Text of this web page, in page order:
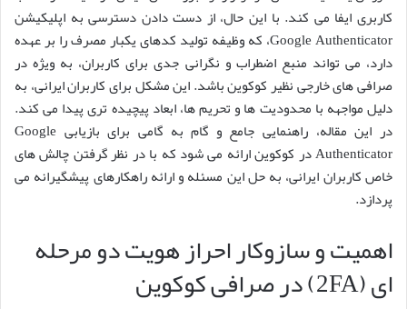
کاربری ایفا می کند. با این حال، از دست دادن دسترسی به اپلیکیشن
Google Authenticator، که وظیفه تولید کدهای یکبار مصرف را بر عهده
دارد، می تواند منبع اضطراب و نگرانی جدی برای کاربران، به ویژه در
صرافی های خارجی نظیر کوکوین باشد. این مشکل برای کاربران ایرانی، به
دلیل مواجهه با محدودیت ها و تحریم ها، ابعاد پیچیده تری پیدا می کند.
در این مقاله، راهنمایی جامع و گام به گامی برای بازیابی Google
Authenticator در کوکوین ارائه می شود که با در نظر گرفتن چالش های
خاص کاربران ایرانی، به حل این مسئله و ارائه راهکارهای پیشگیرانه می
پردازد.
اهمیت و سازوکار احراز هویت دو مرحله
ای (2FA) در صرافی کوکوین